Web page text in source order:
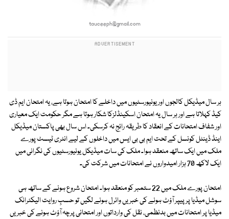
tauceeph@gmail.com
ہر سال میڈیکل کالجوں اور یونیورسٹیوں میں داخلے کا امتحان ہوتا ہے، یہ امتحان ایم ڈی
کیڈ کہلاتا ہے اور ہر سال یہ امتحان اسکینڈلزکا شکار ہوتا ہے مگر حکومت ایک معیاری
اور شفاف امتحانات کے انعقاد کا طریقہ رائج نہ کرسکی۔ اس سال بھی پاکستان میڈیکل
اینڈ ڈینٹل کونسل کے تحت ایم بی بی ایس میں داخلوں کے لیے انٹری ٹیسٹ پورے
ملک میں ایک ساتھ منعقد ہوا۔ ملک کی سات میڈیکل یونیورسٹیوں کی نگرانی میں
ایک لاکھ 70 ہزار امیدواروں نے امتحانات میں شرکت کی۔
امتحان پورے ملک میں 22 ستمبر کو منعقد ہوا۔ امتحان شروع ہونے کے ساتھ ہی
سوشل میڈیا پر پیپر آؤٹ ہونے کی خبریں وائرل ہونے لگیں تو حسبِ روایت الیکٹرانک
میڈیا پر امتحانات میں بدنظمی، نقل کی وارداتوں اور امتحانی پرچہ آؤٹ ہونے کی خبریں